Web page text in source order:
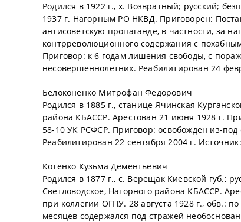
Родился в 1922 г., х. Возвратный; русский;
1937 г. Нагорным РО НКВД. Приговорен:
антисоветскую пропаганде, в частности, за
контрреволюционного содержания с
Приговор: к 6 годам лишения свободы, с
несовершеннолетних. Реабилитирован 24
Белоконенко Митрофан Федорович
Родился в 1885 г., станице Ячинская
района КБАССР. Арестован 21 июня 1928 г.
58-10 УК РСФСР. Приговор: освобожден из-под
Реабилитирован 22 сентября 2004 г.
Котенко Кузьма Дементьевич
Родился в 1877 г., с. Верещак Киевской губ.;
Светловодское, Нагорного района КБАССР.
при коллегии ОГПУ. 28 августа 1928 г., обв.:
месяцев содержался под стражей